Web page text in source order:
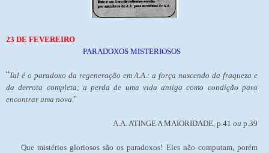
23 DE FEVEREIRO
PARADOXOS MISTERIOSOS
“Tal é o paradoxo da regeneração em A.A.: a força nascendo da fraqueza e
da derrota completa; a perda de uma vida antiga como condição para
encontrar uma nova.”
A.A. ATINGE A MAIORIDADE, p.41 ou p.39
Que mistérios gloriosos são os paradoxos! Eles não computam, porém